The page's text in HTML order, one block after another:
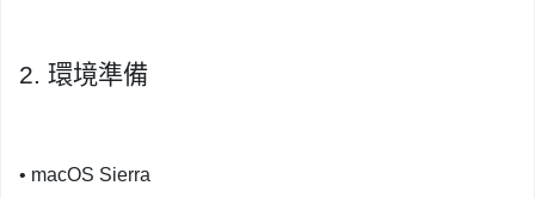
2. 環境準備
• macOS Sierra